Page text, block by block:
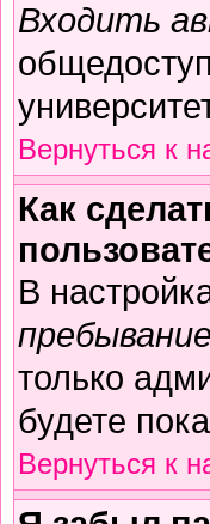
Входить
Вернуться к
Как
В
только
будете
Вернуться к